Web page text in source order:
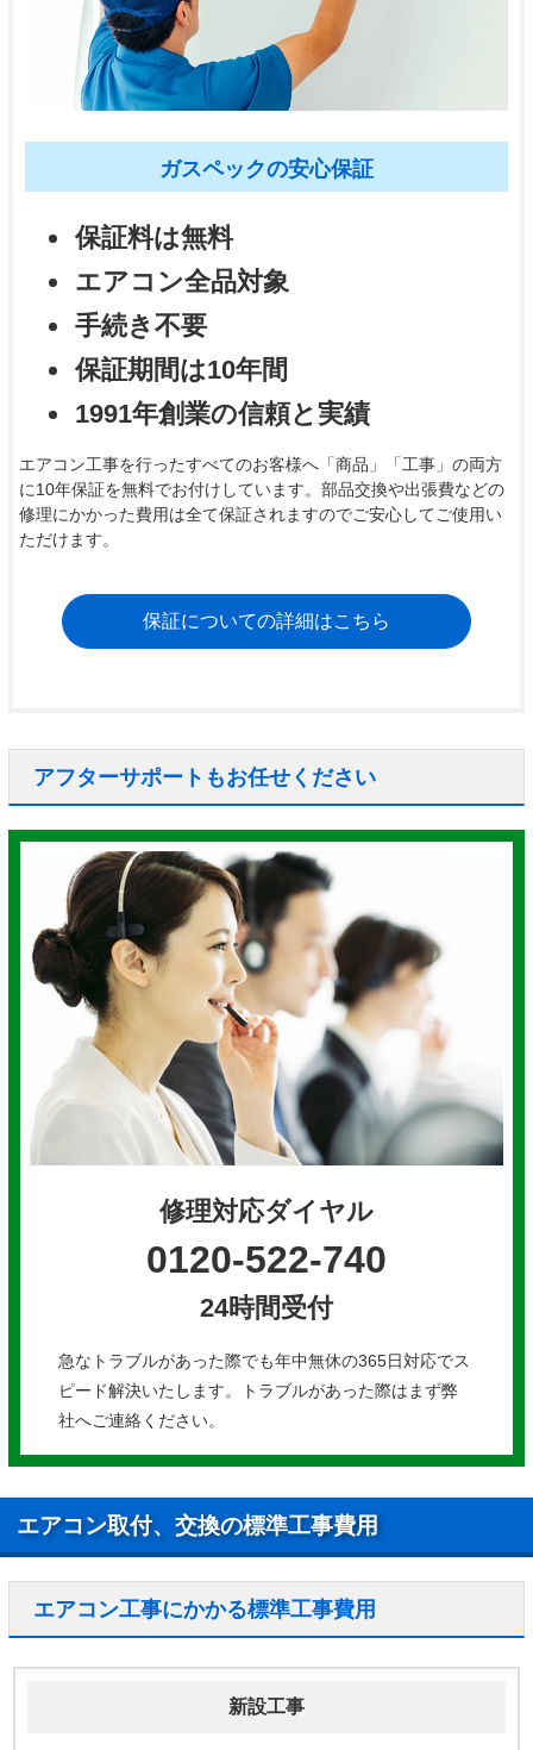
ガスペックの安心保証
保証料は無料
エアコン全品対象
手続き不要
保証期間は10年間
1991年創業の信頼と実績
エアコン工事を行ったすべてのお客様へ「商品」「工事」の両方
に10年保証を無料でお付けしています。部品交換や出張費などの
修理にかかった費用は全て保証されますのでご安心してご使用い
ただけます。
保証についての詳細はこちら
アフターサポートもお任せください
修理対応ダイヤル
0120-522-740
24時間受付
急なトラブルがあった際でも年中無休の365日対応でス
ピード解決いたします。トラブルがあった際はまず弊
社へご連絡ください。
エアコン取付、交換の標準工事費用
エアコン工事にかかる標準工事費用
新設工事